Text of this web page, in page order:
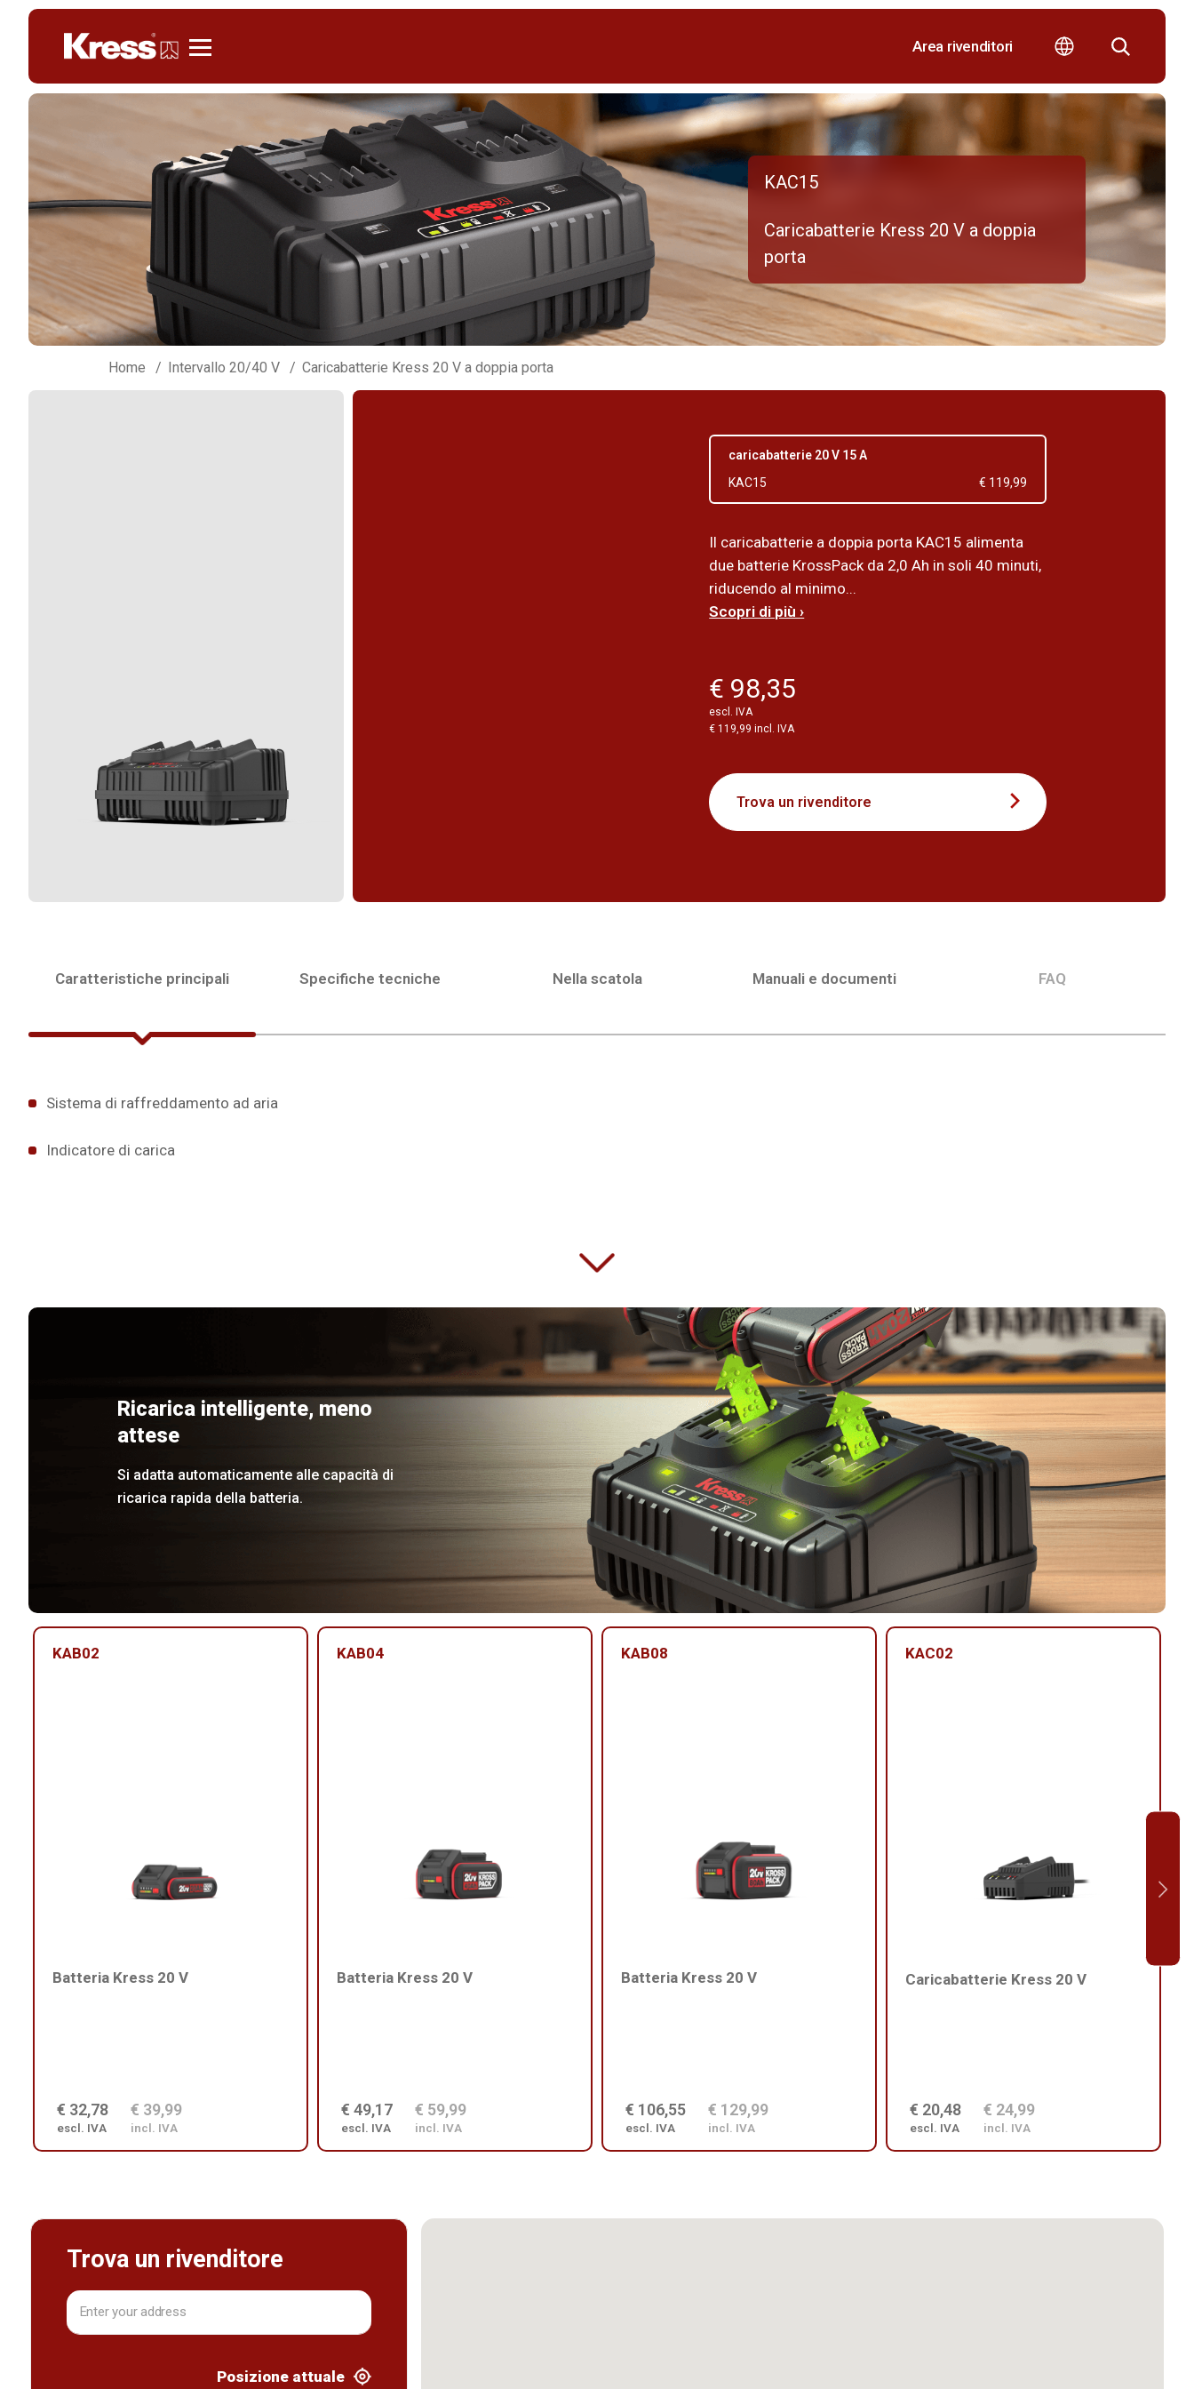
Area rivenditori
KAC15
Caricabatterie Kress 20 V a doppia
porta
Home Intervallo 20/40 V Caricabatterie Kress 20 V a doppia porta
caricabatterie 20 V 15 A
KAC15
€ 119,99
Il caricabatterie a doppia porta KAC15 alimenta
due batterie KrossPack da 2,0 Ah in soli 40 minuti,
riducendo al minimo...
Scopri di più ›
€ 98,35
escl. IVA
€ 119,99 incl. IVA
Trova un rivenditore
Caratteristiche principali Specifiche tecniche Nella scatola Manuali e documenti FAQ
Sistema di raffreddamento ad aria
Indicatore di carica
Ricarica intelligente, meno
attese
Si adatta automaticamente alle capacità di
ricarica rapida della batteria.
KAB02
Batteria Kress 20 V
€ 32,78
escl. IVA
€ 39,99
incl. IVA
KAB04
Batteria Kress 20 V
€ 49,17
escl. IVA
€ 59,99
incl. IVA
KAB08
Batteria Kress 20 V
€ 106,55
escl. IVA
€ 129,99
incl. IVA
KAC02
Caricabatterie Kress 20 V
€ 20,48
escl. IVA
€ 24,99
incl. IVA
Trova un rivenditore
Posizione attuale